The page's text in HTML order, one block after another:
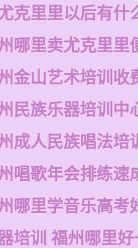
克里里以后有什
哪里卖尤克里里
金山艺术培训收
民族乐器培训中
成人民族唱法培
唱歌年会排练速
哪里学音乐高考
培训 福州哪里